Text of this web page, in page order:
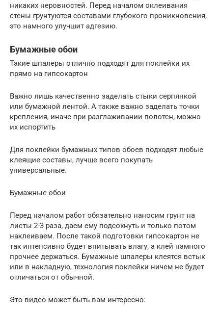
никаких неровностей. Перед началом оклеивания
стены грунтуются составами глубокого проникновения,
это намного улучшит адгезию.
Бумажные обои
Такие шпалеры отлично подходят для поклейки их
прямо на гипсокартон
Важно лишь качественно заделать стыки серпянкой
или бумажной лентой. А также важно заделать точки
крепления, иначе при разглаживании полотен, можно
их испортить
Для поклейки бумажных типов обоев подходят любые
клеящие составы, лучше всего покупать
универсальные.
Бумажные обои
Перед началом работ обязательно наносим грунт на
листы 2-3 раза, даем ему подсохнуть и только потом
наклеиваем. После такой подготовки гипсокартон не
так интенсивно будет впитывать влагу, а клей намного
прочнее держаться. Бумажные шпалеры клеятся встык
или в накладную, технология поклейки ничем не будет
отличаться от обычной.
Это видео может быть вам интересно: